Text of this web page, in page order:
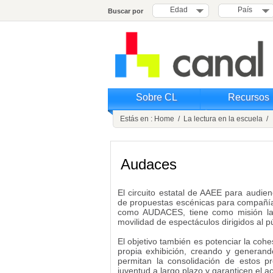
Buscar por Edad País
Sobre CL Recursos
Estás en : Home / La lectura en la escuela /
Audaces
El circuito estatal de AAEE para
de propuestas escénicas para
como AUDACES, tiene como misión
movilidad de espectáculos dirigidos al
El objetivo también es potenciar la
propia exhibición, creando y
permitan la consolidación de estos
juventud a largo plazo y garanticen el